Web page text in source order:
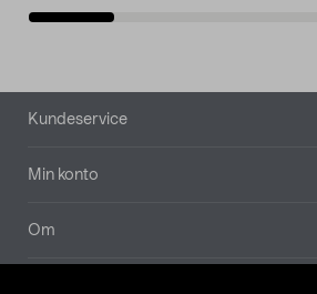
Bunntekst
Kundeservice
Min konto
Om